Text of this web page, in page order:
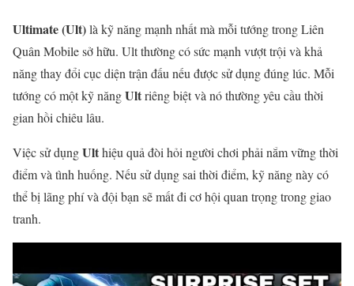
Ultimate (Ult)là kỹ năng mạnh nhất mà mỗi tướng trong Liên
Quân Mobile sở hữu. Ult thường có sức mạnh vượt trội và khả
năng thay đổi cục diện trận đấu nếu được sử dụng đúng lúc. Mỗi
tướng có một kỹ năngUltriêng biệt và nó thường yêu cầu thời
gian hồi chiêu lâu.
Việc sử dụngUlthiệu quả đòi hỏi người chơi phải nắm vững thời
điểm và tình huống. Nếu sử dụng sai thời điểm, kỹ năng này có
thể bị lãng phí và đội bạn sẽ mất đi cơ hội quan trọng trong giao
tranh.